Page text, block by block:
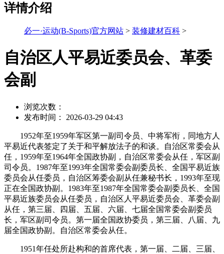
详情介绍
必一·运动(B-Sports)官方网站 > 装修建材百科 >
自治区人平易近委员会、革委
会副
浏览次数：
发布时间： 2026-03-29 04:43
1952年至1959年军区第一副司令员、中将军衔，同地方人
平易近代表签定了关于和平解放法子的和谈。自治区常委会从
任，1959年至1964年全国政协副，自治区常委会从任，军区副
司令员。1987年至1993年全国常委会副委员长、全国平易近族
委员会从任委员，自治区筹委会副从任兼秘书长，1993年至现
正在全国政协副。1983年至1987年全国常委会副委员长、全国
平易近族委员会从任委员，自治区人平易近委员会、革委会副
从任，第三届、四届、五届、六届、七届全国常委会副委员
长，军区副司令员。第一届全国政协委员，第三届、八届、九
届全国政协副。自治区常委会从任。
1951年任处所赴构和的首席代表，第一届、二届、三届、